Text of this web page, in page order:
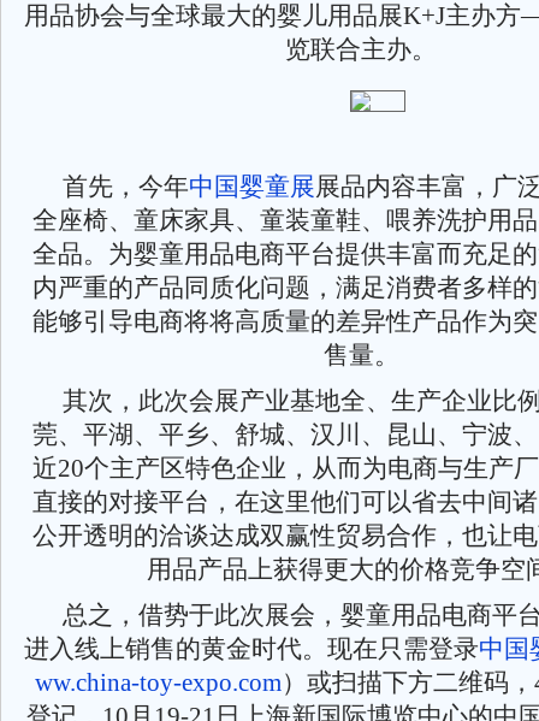
用品协会与全球最大的婴儿用品展K+J主办
览联合主办。
首先，今年中国婴童展展品内容丰富，广
全座椅、童床家具、童装童鞋、喂养洗护用
全品。为婴童用品电商平台提供丰富而充足
内严重的产品同质化问题，满足消费者多样
能够引导电商将将高质量的差异性产品作为
售量。
其次，此次会展产业基地全、生产企业比
莞、平湖、平乡、舒城、汉川、昆山、宁波
近20个主产区特色企业，从而为电商与生产
直接的对接平台，在这里他们可以省去中间
公开透明的洽谈达成双赢性贸易合作，也让
用品产品上获得更大的价格竞争空
总之，借势于此次展会，婴童用品电商平
进入线上销售的黄金时代。现在只需登录中国
ww.china-toy-expo.com）或扫描下方二维码